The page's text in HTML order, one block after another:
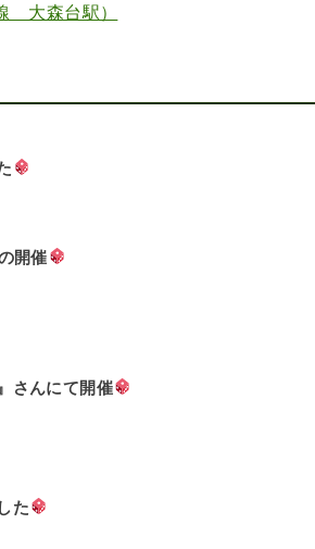
大森台駅）
開催
さんにて開催
た